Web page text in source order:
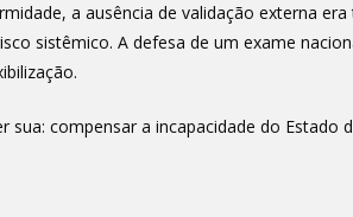
a ausência de validação externa era
sistêmico. A defesa de um exame
compensar a incapacidade do Estado